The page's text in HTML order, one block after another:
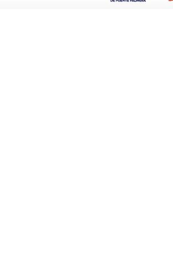
sale de los tradicionales